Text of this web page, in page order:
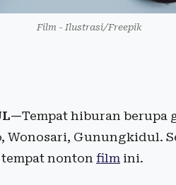
Film - Ilustrasi/Freepik
Tempat hiburan berupa
Wonosari, Gunungkidul.
nonton film ini.